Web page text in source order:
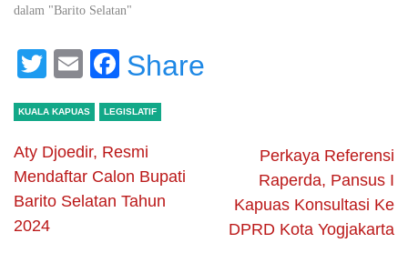
dalam "Barito Selatan"
Twitter
EmailFacebook
Share
KUALA KAPUAS LEGISLATIF
Aty Djoedir, Resmi
Mendaftar Calon Bupati
Barito Selatan Tahun
2024
Perkaya Referensi
Raperda, Pansus I
Kapuas Konsultasi Ke
DPRD Kota Yogjakarta